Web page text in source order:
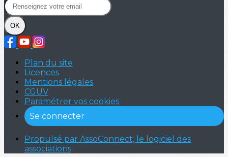
OK
Plan du site
Licences
Mentions légales
CGUV
Paramétrer vos cookies
Se connecter
Propulsé par AssoConnect, le logiciel des
associations